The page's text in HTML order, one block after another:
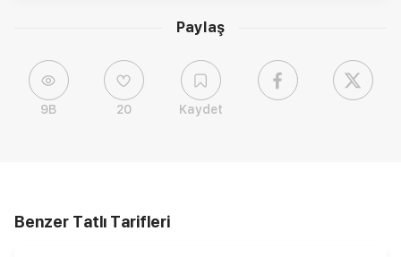
Paylaş
9B 20 Kaydet
Benzer Tatlı Tarifleri